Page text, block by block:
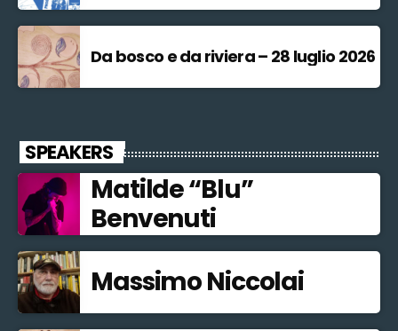
Da bosco e da riviera – 28 luglio 2026
SPEAKERS
Matilde “Blu”
Benvenuti
Massimo Niccolai